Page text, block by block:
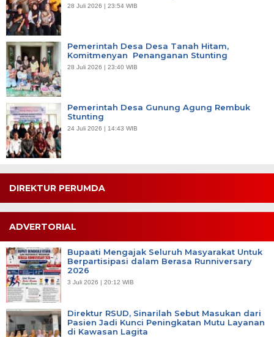
28 Juli 2026 | 23:54 WIB
Pemerintah Desa Desa Tanah Hitam,
Komitmenyan Penanganan Stunting
28 Juli 2026 | 23:40 WIB
Pemerintah Desa Gunung Agung Rembuk
Stunting
24 Juli 2026 | 14:43 WIB
DIREKTUR PERUMDA
ADVERTORIAL
Bupaati Mengajak Seluruh Masyarakat Untuk
Berpartisipasi dalam Berasa Runniversary
2026
3 Juli 2026 | 20:12 WIB
Direktur RSUD, Sinarilah Sebut Masukan dari
Pasien Jadi Kunci Peningkatan Mutu Layanan
di Kawasan Lagita